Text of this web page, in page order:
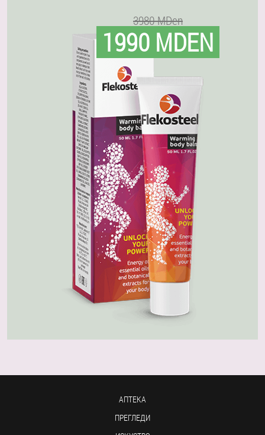
3980 MDen
1990 MDEN
АПТЕКА
ПРЕГЛЕДИ